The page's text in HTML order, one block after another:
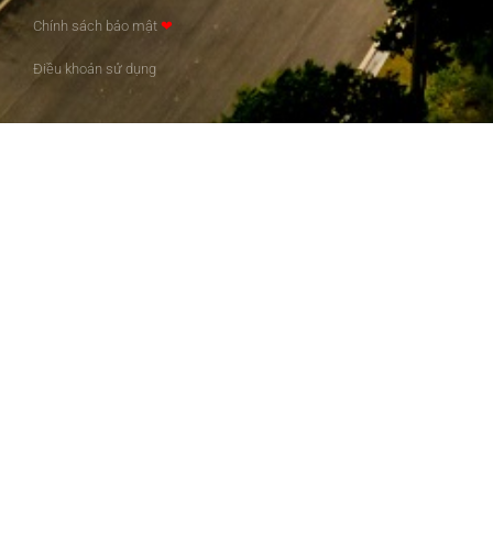
Chính sách bảo mật ❤
Điều khoản sử dụng